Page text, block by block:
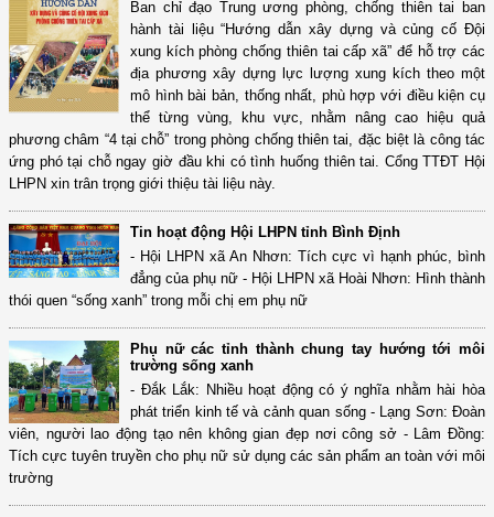
Ban chỉ đạo Trung ương phòng, chống thiên tai ban
hành tài liệu “Hướng dẫn xây dựng và củng cố Đội
xung kích phòng chống thiên tai cấp xã” để hỗ trợ các
địa phương xây dựng lực lượng xung kích theo một
mô hình bài bản, thống nhất, phù hợp với điều kiện cụ
thể từng vùng, khu vực, nhằm nâng cao hiệu quả
phương châm “4 tại chỗ” trong phòng chống thiên tai, đặc biệt là công tác
ứng phó tại chỗ ngay giờ đầu khi có tình huống thiên tai. Cổng TTĐT Hội
LHPN xin trân trọng giới thiệu tài liệu này.
Tin hoạt động Hội LHPN tỉnh Bình Định
- Hội LHPN xã An Nhơn: Tích cực vì hạnh phúc, bình
đẳng của phụ nữ - Hội LHPN xã Hoài Nhơn: Hình thành
thói quen “sống xanh” trong mỗi chị em phụ nữ
Phụ nữ các tỉnh thành chung tay hướng tới môi
trường sống xanh
- Đắk Lắk: Nhiều hoạt động có ý nghĩa nhằm hài hòa
phát triển kinh tế và cảnh quan sống - Lạng Sơn: Đoàn
viên, người lao động tạo nên không gian đẹp nơi công sở - Lâm Đồng:
Tích cực tuyên truyền cho phụ nữ sử dụng các sản phẩm an toàn với môi
trường